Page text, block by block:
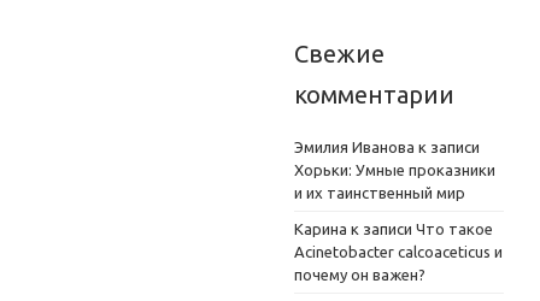
Свежие
комментарии
Эмилия Иванова к записи
Хорьки: Умные проказники
и их таинственный мир
Карина к записи Что такое
Acinetobacter calcoaceticus и
почему он важен?